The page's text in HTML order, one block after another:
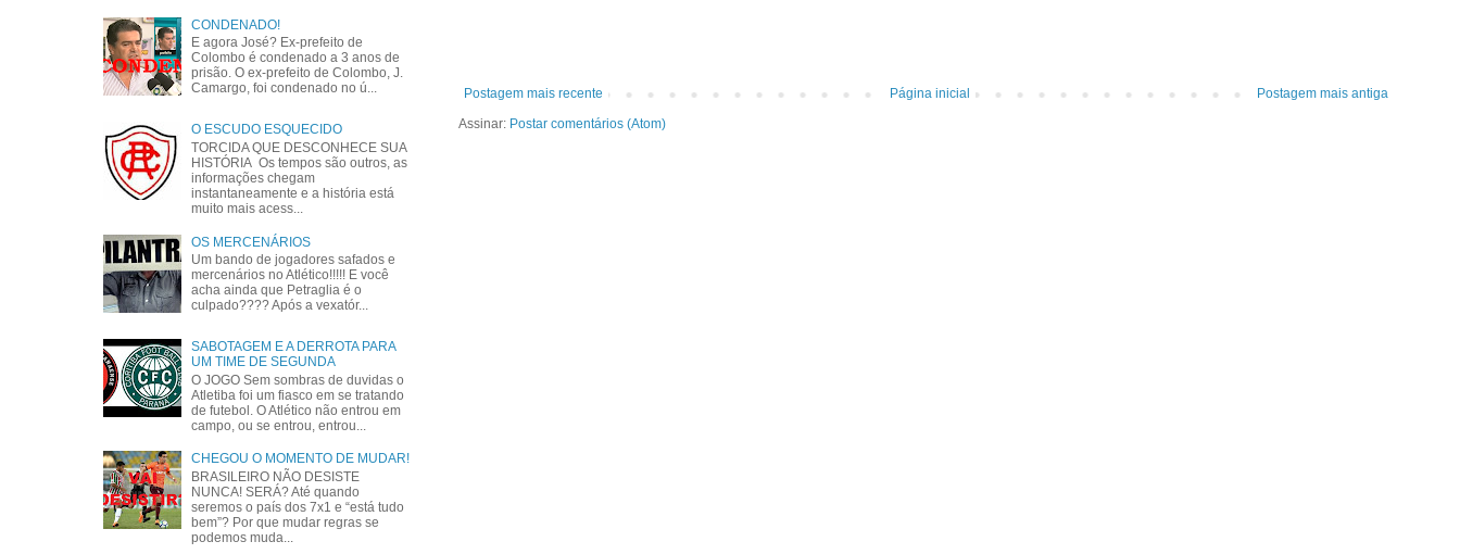
Postagem mais recente Postagem mais antiga
Página inicial
Assinar: Postar comentários (Atom)
CONDENADO!
E agora José? Ex-prefeito de
Colombo é condenado a 3 anos de
prisão. O ex-prefeito de Colombo, J.
Camargo, foi condenado no ú...
O ESCUDO ESQUECIDO
TORCIDA QUE DESCONHECE SUA
HISTÓRIA Os tempos são outros, as
informações chegam
instantaneamente e a história está
muito mais acess...
OS MERCENÁRIOS
Um bando de jogadores safados e
mercenários no Atlético!!!!! E você
acha ainda que Petraglia é o
culpado???? Após a vexatór...
SABOTAGEM E A DERROTA PARA
UM TIME DE SEGUNDA
O JOGO Sem sombras de duvidas o
Atletiba foi um fiasco em se tratando
de futebol. O Atlético não entrou em
campo, ou se entrou, entrou...
CHEGOU O MOMENTO DE MUDAR!
BRASILEIRO NÃO DESISTE
NUNCA! SERÁ? Até quando
seremos o país dos 7x1 e “está tudo
bem”? Por que mudar regras se
podemos muda...